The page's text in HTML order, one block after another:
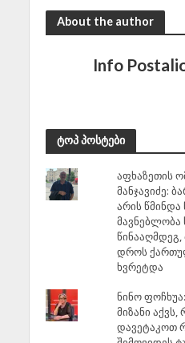
About the author
Info
ტოპ პოსტები
აფხაზეთის
მანჯავიძე:
არის
მავნებლობა
დროს
ხვრეტდა
ნინო
მიზანი
დავეტაკოთ